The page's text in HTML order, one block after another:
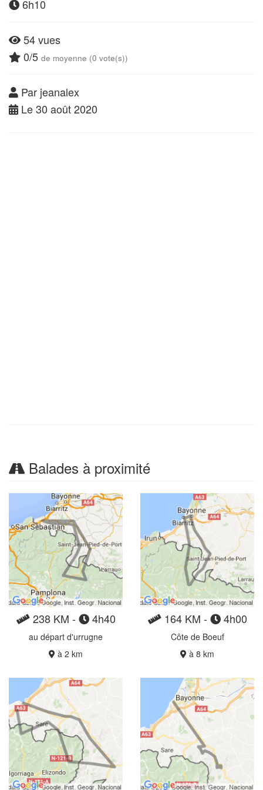
6h10
54 vues
0/5 de moyenne (0 vote(s))
Par jeanalex
Le 30 août 2020
Balades à proximité
238 KM - 4h40
au départ d'urrugne
à 2 km
164 KM - 4h00
Côte de Boeuf
à 8 km